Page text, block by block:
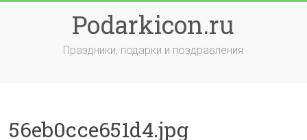
Podarkicon.ru
Праздники, подарки и поздравления
56eb0cce651d4.jpg